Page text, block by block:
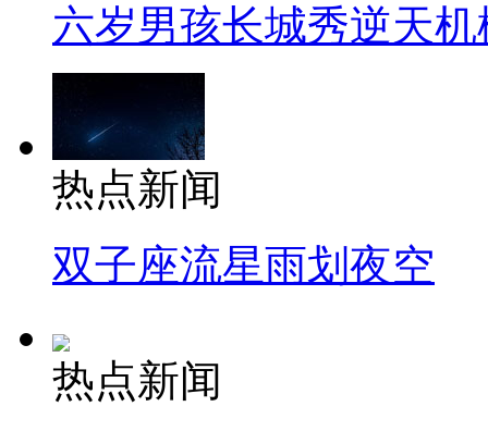
六岁男孩长城秀逆天机
热点新闻
双子座流星雨划夜空
热点新闻